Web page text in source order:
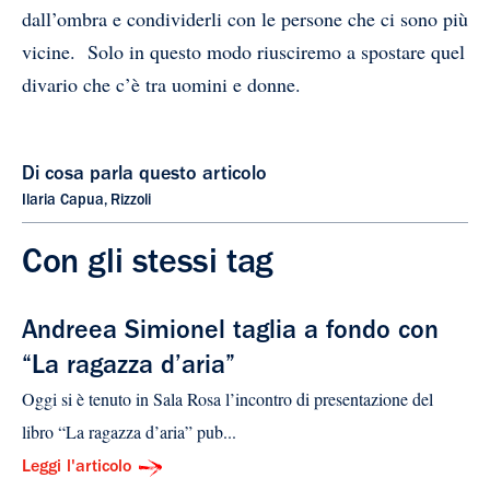
dall’ombra e condividerli con le persone che ci sono più
vicine. Solo in questo modo riusciremo a spostare quel
divario che c’è tra uomini e donne.
Di cosa parla questo articolo
Ilaria Capua, Rizzoli
Con gli stessi tag
Andreea Simionel taglia a fondo con
“La ragazza d’aria”
Oggi si è tenuto in Sala Rosa l’incontro di presentazione del
libro “La ragazza d’aria” pub...
Leggi l'articolo